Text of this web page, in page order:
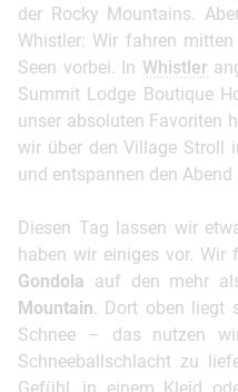
der Rocky Mountains.
Whistler: Wir fahren
Seen vorbei. In Whistler
Summit Lodge Boutique
unser absoluten Favoriten
wir über den Village Stroll
und entspannen den
Diesen Tag lassen wir
haben wir einiges vor. Wir
Gondola auf den mehr
Mountain. Dort oben liegt
Schnee – das nutzen
Schneeballschlacht zu